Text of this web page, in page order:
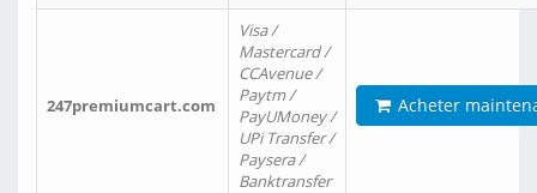
247premiumcart.com
Visa /
Mastercard /
CCAvenue /
Paytm /
PayUMoney /
UPi Transfer /
Paysera /
Banktransfer
Acheter